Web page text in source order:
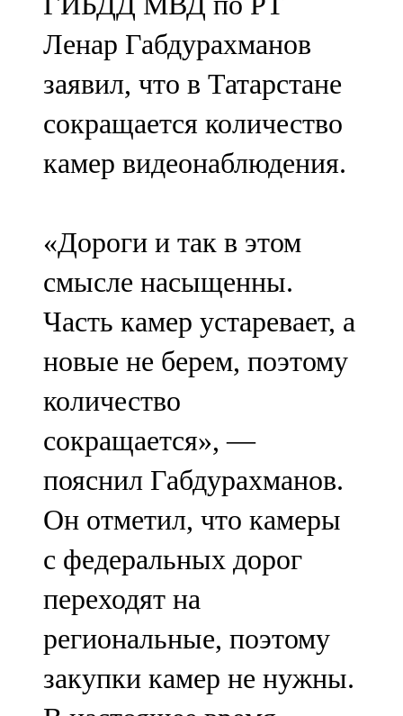
Мамадыш
106,2 FM
Минзәлә
107,3 FM
Мөслим
Нурлат
104,7 FM
Олы Әтнә
71,42 FM
Сарман
107,8 FM
Теләче
106,1 FM
Түбән Кама
102,6 FM
Чирмешән
107,7 FM
Ленар Габдурахманов
заявил, что в Татарстане
сокращается количество
камер видеонаблюдения.
«Дороги и так в этом
смысле насыщенны.
Часть камер устаревает, а
новые не берем, поэтому
количество
сокращается», —
пояснил Габдурахманов.
Он отметил, что камеры
с федеральных дорог
переходят на
региональные, поэтому
закупки камер не нужны.